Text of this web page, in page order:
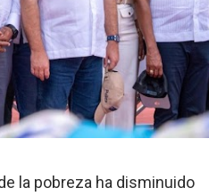
sus cuatro décadas de
mil mejores bancos del
Interna y
y a Yeisy por sus críticas
fortaleciendo la frontera
la pobreza ha disminuido